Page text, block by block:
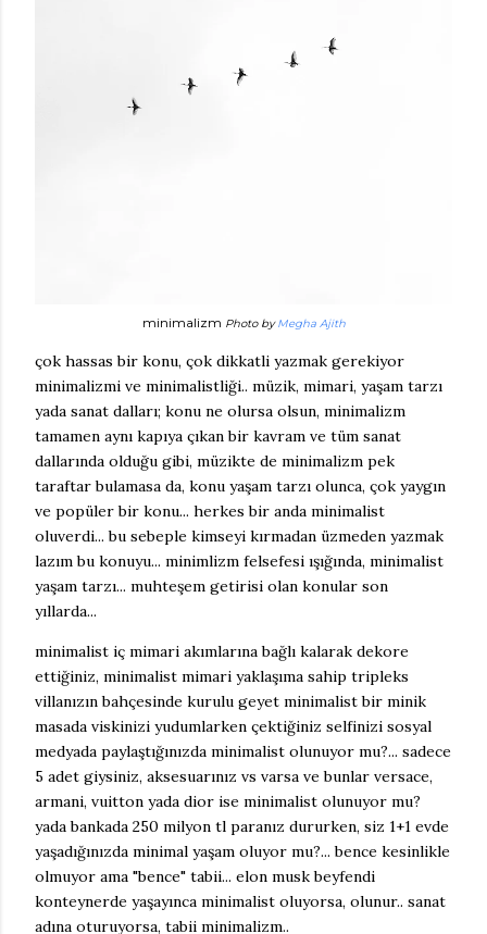
minimalizm Photo byMegha Ajith
çok hassas bir konu, çok dikkatli yazmak gerekiyor
minimalizmi ve minimalistliği.. müzik, mimari, yaşam tarzı
yada sanat dalları; konu ne olursa olsun, minimalizm
tamamen aynı kapıya çıkan bir kavram ve tüm sanat
dallarında olduğu gibi, müzikte de minimalizm pek
taraftar bulamasa da, konu yaşam tarzı olunca, çok yaygın
ve popüler bir konu... herkes bir anda minimalist
oluverdi... bu sebeple kimseyi kırmadan üzmeden yazmak
lazım bu konuyu... minimlizm felsefesi ışığında, minimalist
yaşam tarzı... muhteşem getirisi olan konular son
yıllarda...
minimalist iç mimari akımlarına bağlı kalarak dekore
ettiğiniz, minimalist mimari yaklaşıma sahip tripleks
villanızın bahçesinde kurulu geyet minimalist bir minik
masada viskinizi yudumlarken çektiğiniz selfinizi sosyal
medyada paylaştığınızda minimalist olunuyor mu?... sadece
5 adet giysiniz, aksesuarınız vs varsa ve bunlar versace,
armani, vuitton yada dior ise minimalist olunuyor mu?
yada bankada 250 milyon tl paranız dururken, siz 1+1 evde
yaşadığınızda minimal yaşam oluyor mu?... bence kesinlikle
olmuyor ama "bence" tabii... elon musk beyfendi
konteynerde yaşayınca minimalist oluyorsa, olunur.. sanat
adına oturuyorsa, tabii minimalizm..